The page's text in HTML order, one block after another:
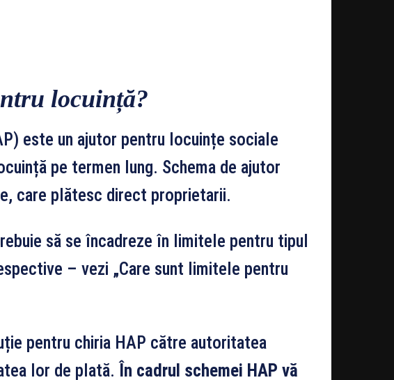
locuință?
este un ajutor pentru locuințe sociale
pe termen lung. Schema de ajutor
care plătesc direct proprietarii.
să se încadreze în limitele pentru tipul
– vezi „Care sunt limitele pentru
pentru chiria HAP către autoritatea
lor de plată. În cadrul schemei HAP vă